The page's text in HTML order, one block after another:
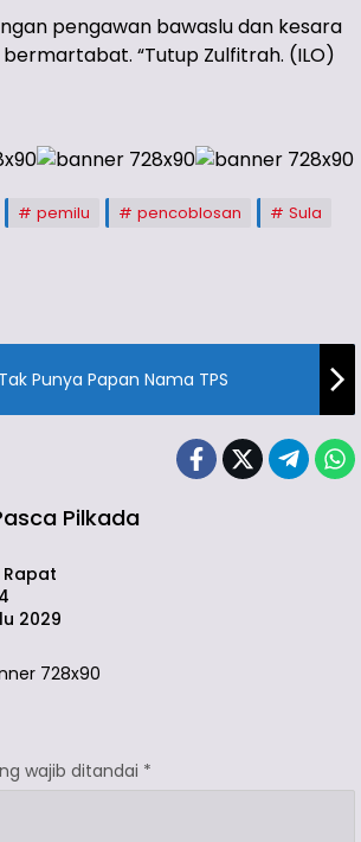
pengawan bawaslu dan kesara
“Tutup Zulfitrah. (ILO)
pemilu pencoblosan
Sula
PPK Sulabesi Tengah Tidak Jeli, Banyak TPS Tak Punya Papan Nama TPS
Pilkada
2029
wajib ditandai *